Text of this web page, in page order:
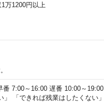
1200円以上
7:00～16:00 遅番 10:00～19:00
「できれば残業はしたくない」